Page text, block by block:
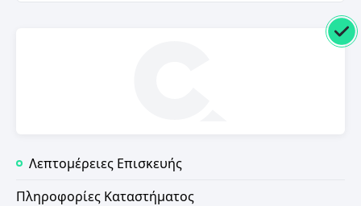
Λεπτομέρειες Επισκευής
Πληροφορίες Καταστήματος